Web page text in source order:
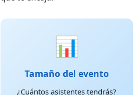
📊
Tamaño del evento
¿Cuántos asistentes tendrás?